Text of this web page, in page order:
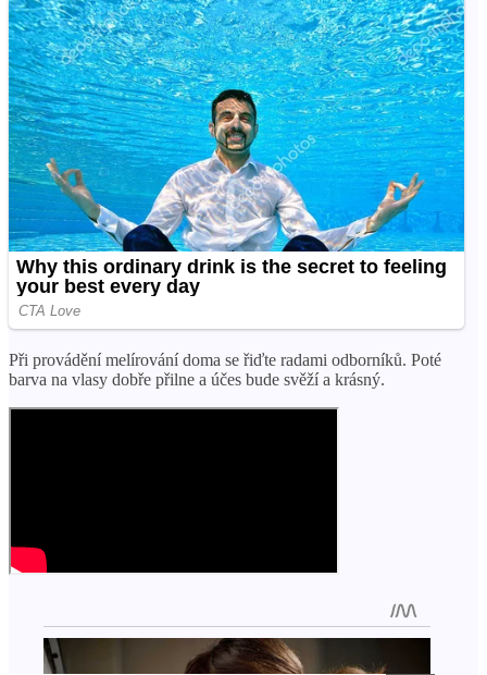
Při provádění melírování doma se řiďte radami odborníků. Poté
barva na vlasy dobře přilne a účes bude svěží a krásný.